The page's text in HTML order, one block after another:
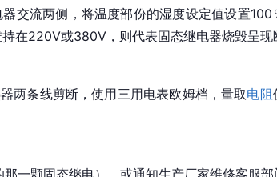
交流两侧，将温度部份的湿度设定值设置
在220V或380V，则代表固态继电器烧毁呈现
两条线剪断，使用三用电表欧姆档，量取电阻
一颗固态继电），或通知生产厂家维修客服部